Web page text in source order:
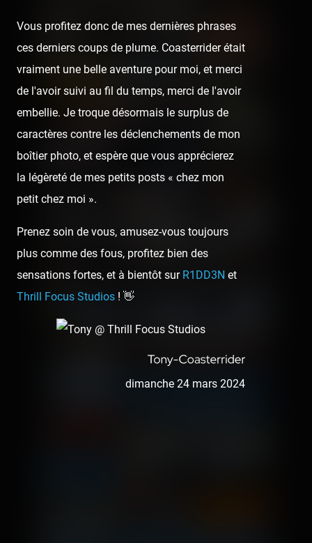
Vous profitez donc de mes dernières phrases
ces derniers coups de plume. Coasterrider était
vraiment une belle aventure pour moi, et merci
de l'avoir suivi au fil du temps, merci de l'avoir
embellie. Je troque désormais le surplus de
caractères contre les déclenchements de mon
boîtier photo, et espère que vous apprécierez
la légèreté de mes petits posts « chez mon
petit chez moi ».
Prenez soin de vous, amusez-vous toujours
plus comme des fous, profitez bien des
sensations fortes, et à bientôt sur R1DD3N et
Thrill Focus Studios ! 👋
dimanche 24 mars 2024